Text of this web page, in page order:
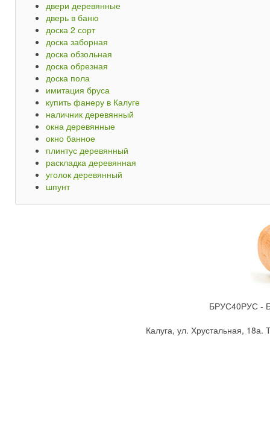
двери деревянные
дверь в баню
доска 2 сорт
доска заборная
доска обзольная
доска обрезная
доска пола
имитация бруса
купить фанеру в Калуге
наличник деревянный
окна деревянные
окно банное
плинтус деревянный
раскладка деревянная
уголок деревянный
шпунт
БРУС40РУС -
Калуга, ул. Хрустальная,